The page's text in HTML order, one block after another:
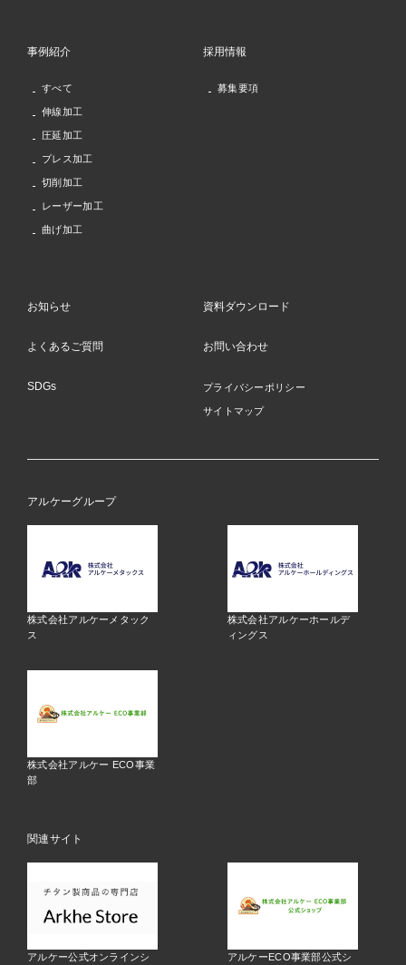
事例紹介
すべて
伸線加工
圧延加工
プレス加工
切削加工
レーザー加工
曲げ加工
採用情報
募集要項
お知らせ
よくあるご質問
SDGs
資料ダウンロード
お問い合わせ
プライバシーポリシー
サイトマップ
アルケーグループ
株式会社アルケーメタック
ス
株式会社アルケーホールデ
ィングス
株式会社アルケー ECO事業
部
関連サイト
アルケー公式オンラインシ
アルケーECO事業部公式シ